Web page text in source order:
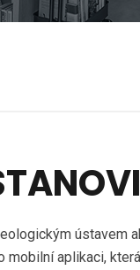
ústavem
mobilní aplikaci,